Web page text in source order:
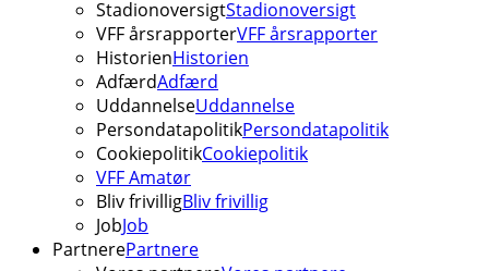
StadionoversigtStadionoversigt
VFF årsrapporterVFF årsrapporter
HistorienHistorien
AdfærdAdfærd
UddannelseUddannelse
PersondatapolitikPersondatapolitik
CookiepolitikCookiepolitik
VFF Amatør
Bliv frivilligBliv frivillig
JobJob
PartnerePartnere